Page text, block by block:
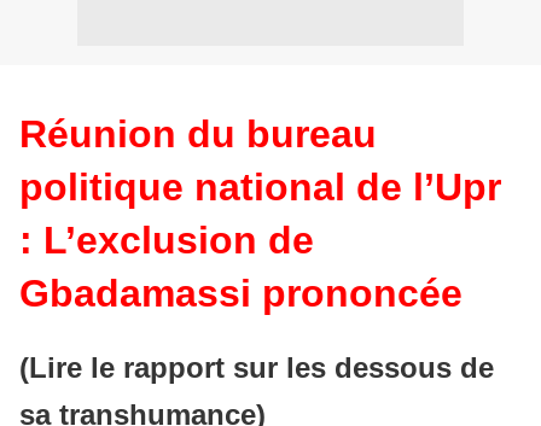
Réunion du bureau
politique national de l’Upr
: L’exclusion de
Gbadamassi prononcée
(Lire le rapport sur les dessous de
sa transhumance)